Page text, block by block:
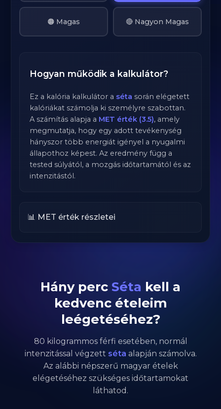
🟠 Magas 🔴 Nagyon Magas
Hogyan működik a kalkulátor?
Ez a kalória kalkulátor a séta során elégetett
kalóriákat számolja ki személyre szabottan.
A számítás alapja a MET érték (3.5), amely
megmutatja, hogy egy adott tevékenység
hányszor több energiát igényel a nyugalmi
állapothoz képest. Az eredmény függ a
tested súlyától, a mozgás időtartamától és az
intenzitástól.
📊 MET érték részletei
Hány perc Séta kell a
kedvenc ételeim
leégetéséhez?
80 kilogrammos férfi esetében, normál
intenzitással végzett séta alapján számolva.
Az alábbi népszerű magyar ételek
elégetéséhez szükséges időtartamokat
láthatod.